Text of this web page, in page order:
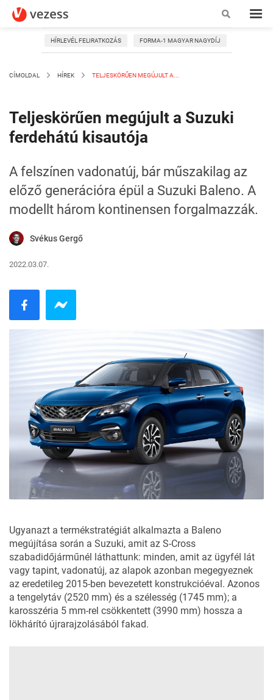
HÍRLEVÉL FELIRATKOZÁS FORMA-1 MAGYAR NAGYDÍJ
CÍMOLDAL HÍREK TELJESKÖRŰEN MEGÚJULT A...
Teljeskörűen megújult a Suzuki
ferdehátú kisautója
A felszínen vadonatúj, bár műszakilag az
előző generációra épül a Suzuki Baleno. A
modellt három kontinensen forgalmazzák.
Svékus Gergő
2022.03.07.
Ugyanazt a termékstratégiát alkalmazta a Baleno
megújítása során a Suzuki, amit az S-Cross
szabadidőjárműnél láthattunk: minden, amit az ügyfél lát
vagy tapint, vadonatúj, az alapok azonban megegyeznek
az eredetileg 2015-ben bevezetett konstrukcióéval. Azonos
a tengelytáv (2520 mm) és a szélesség (1745 mm); a
karosszéria 5 mm-rel csökkentett (3990 mm) hossza a
lökhárító újrarajzolásából fakad.